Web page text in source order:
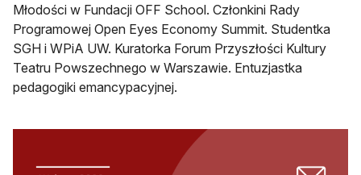
Młodości w Fundacji OFF School. Członkini Rady
Programowej Open Eyes Economy Summit. Studentka
SGH i WPiA UW. Kuratorka Forum Przyszłości Kultury
Teatru Powszechnego w Warszawie. Entuzjastka
pedagogiki emancypacyjnej.